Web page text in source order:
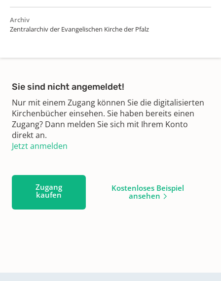
Archiv
Zentralarchiv der Evangelischen Kirche der Pfalz
Sie sind nicht angemeldet!
Nur mit einem Zugang können Sie die digitalisierten
Kirchenbücher einsehen. Sie haben bereits einen
Zugang? Dann melden Sie sich mit Ihrem Konto
direkt an.
Jetzt anmelden
Zugang
kaufen
Kostenloses Beispiel
ansehen